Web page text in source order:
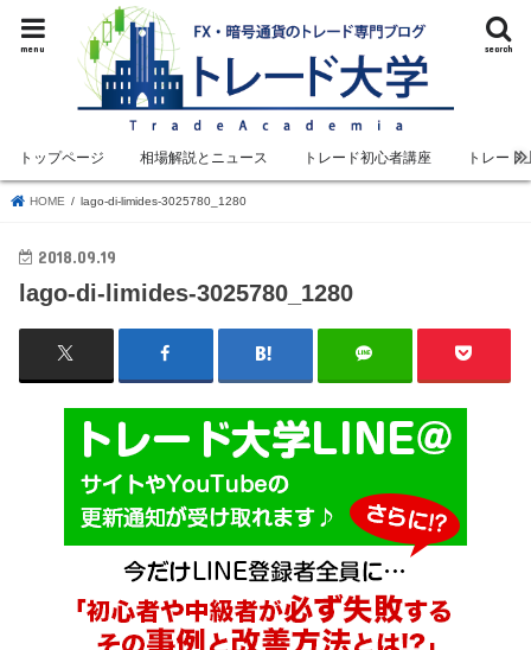
search
menu
トップページ 相場解説とニュース トレード初心者講座 トレード
HOME lago-di-limides-3025780_1280
2018.09.19
lago-di-limides-3025780_1280